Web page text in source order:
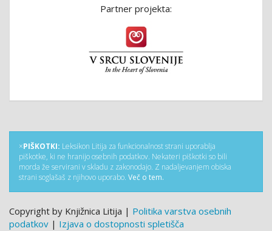
Partner projekta:
×PIŠKOTKI: Leksikon Litija za funkcionalnost strani uporablja
piškotke, ki ne hranijo osebnih podatkov. Nekateri piškotki so bili
morda že servirani v skladu z zakonodajo. Z nadaljevanjem obiska
strani soglašaš z njihovo uporabo. Več o tem.
Copyright by Knjižnica Litija | Politika varstva osebnih
podatkov | Izjava o dostopnosti spletišča